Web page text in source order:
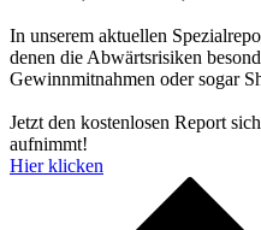
In unserem aktuellen
denen die Abwärtsrisiken
Gewinnmitnahmen oder sogar
Jetzt den kostenlosen Report
aufnimmt!
Hier klicken